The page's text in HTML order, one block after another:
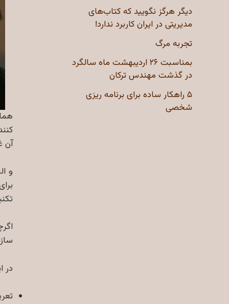
دیگر هرگز نگویید که کتاب‌های
مدیریتی در ایران کاربرد ندارد!
تجربه مرگ
بمناسبت ۲۶ اردیبهشت ماه سالگرد
در گذشت مهندس ترکان
۵ راهکار ساده برای برنامه ریزی
شخصی
آن
و
در